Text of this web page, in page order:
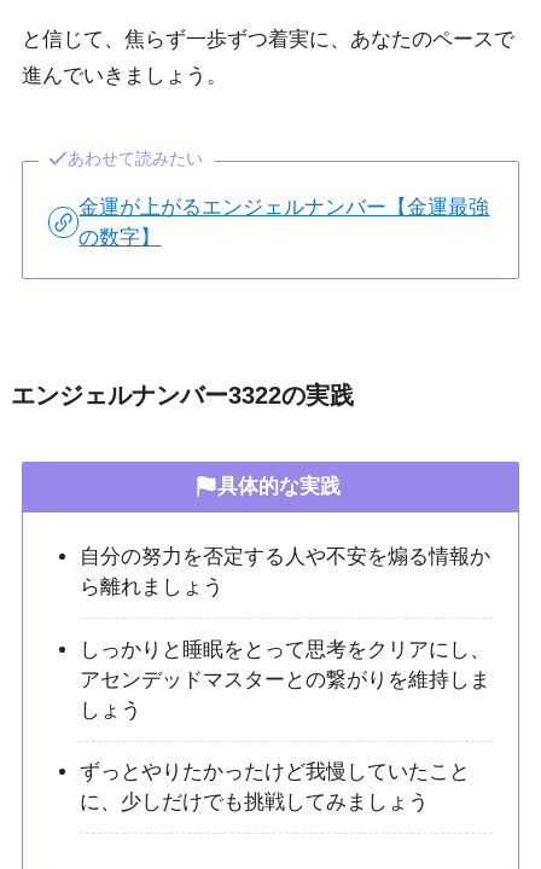
と信じて、焦らず一歩ずつ着実に、あなたのペースで
進んでいきましょう。
あわせて読みたい
金運が上がるエンジェルナンバー【金運最強
の数字】
エンジェルナンバー3322の実践
具体的な実践
自分の努力を否定する人や不安を煽る情報か
ら離れましょう
しっかりと睡眠をとって思考をクリアにし、
アセンデッドマスターとの繋がりを維持しま
しょう
ずっとやりたかったけど我慢していたこと
に、少しだけでも挑戦してみましょう